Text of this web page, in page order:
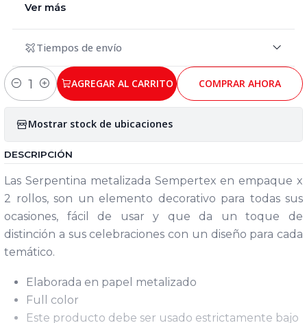
Ver más
Tiempos de envío
Cantidad
AGREGAR AL CARRITO COMPRAR AHORA
Mostrar stock de ubicaciones
DESCRIPCIÓN
Las Serpentina metalizada Sempertex en empaque x
2 rollos, son un elemento decorativo para todas sus
ocasiones, fácil de usar y que da un toque de
distinción a sus celebraciones con un diseño para cada
temático.
Elaborada en papel metalizado
Full color
Este producto debe ser usado estrictamente bajo